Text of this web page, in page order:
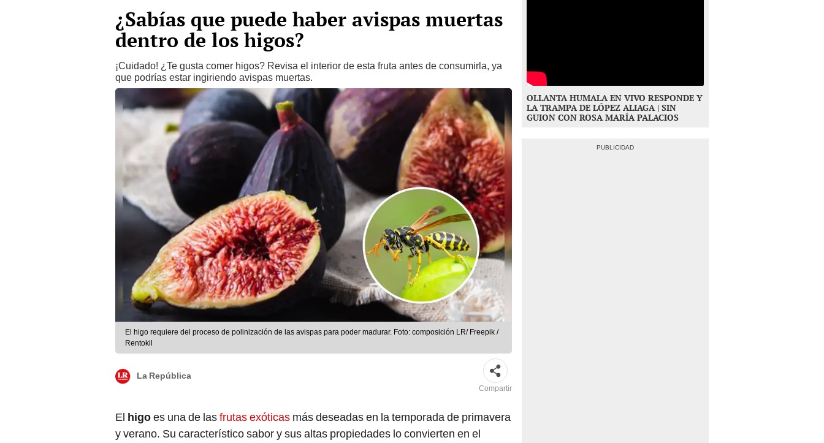
¿Sabías que puede haber avispas muertas
dentro de los higos?
¡Cuidado! ¿Te gusta comer higos? Revisa el interior de esta fruta antes de consumirla, ya
que podrías estar ingiriendo avispas muertas.
El higo requiere del proceso de polinización de las avispas para poder madurar. Foto: composición LR/ Freepik /
Rentokil
La República
Compartir
El higoes una de lasfrutas exóticas más deseadas en la temporada de primavera
y verano. Su característico sabor y sus altas propiedades lo convierten en el
OLLANTA HUMALA EN VIVO RESPONDE Y
LA TRAMPA DE LÓPEZ ALIAGA | SIN
GUION CON ROSA MARÍA PALACIOS